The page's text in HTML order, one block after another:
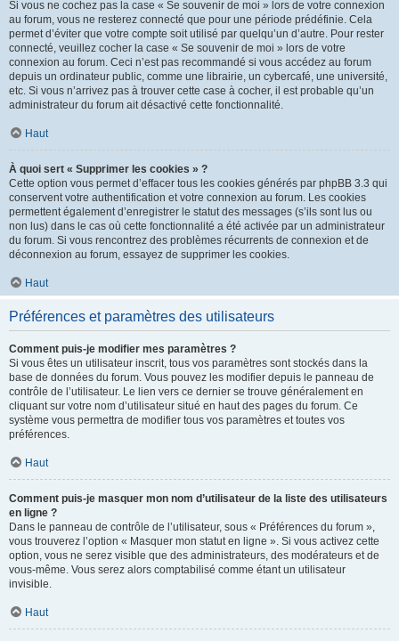
Si vous ne cochez pas la case « Se souvenir de moi » lors de votre connexion
au forum, vous ne resterez connecté que pour une période prédéfinie. Cela
permet d’éviter que votre compte soit utilisé par quelqu’un d’autre. Pour rester
connecté, veuillez cocher la case « Se souvenir de moi » lors de votre
connexion au forum. Ceci n’est pas recommandé si vous accédez au forum
depuis un ordinateur public, comme une librairie, un cybercafé, une université,
etc. Si vous n’arrivez pas à trouver cette case à cocher, il est probable qu’un
administrateur du forum ait désactivé cette fonctionnalité.
Haut
À quoi sert « Supprimer les cookies » ?
Cette option vous permet d’effacer tous les cookies générés par phpBB 3.3 qui
conservent votre authentification et votre connexion au forum. Les cookies
permettent également d’enregistrer le statut des messages (s’ils sont lus ou
non lus) dans le cas où cette fonctionnalité a été activée par un administrateur
du forum. Si vous rencontrez des problèmes récurrents de connexion et de
déconnexion au forum, essayez de supprimer les cookies.
Haut
Préférences et paramètres des utilisateurs
Comment puis-je modifier mes paramètres ?
Si vous êtes un utilisateur inscrit, tous vos paramètres sont stockés dans la
base de données du forum. Vous pouvez les modifier depuis le panneau de
contrôle de l’utilisateur. Le lien vers ce dernier se trouve généralement en
cliquant sur votre nom d’utilisateur situé en haut des pages du forum. Ce
système vous permettra de modifier tous vos paramètres et toutes vos
préférences.
Haut
Comment puis-je masquer mon nom d’utilisateur de la liste des utilisateurs
en ligne ?
Dans le panneau de contrôle de l’utilisateur, sous « Préférences du forum »,
vous trouverez l’option « Masquer mon statut en ligne ». Si vous activez cette
option, vous ne serez visible que des administrateurs, des modérateurs et de
vous-même. Vous serez alors comptabilisé comme étant un utilisateur
invisible.
Haut